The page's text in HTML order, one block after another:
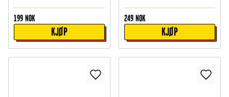
199 NOK
KJØP
249 NOK
KJØP